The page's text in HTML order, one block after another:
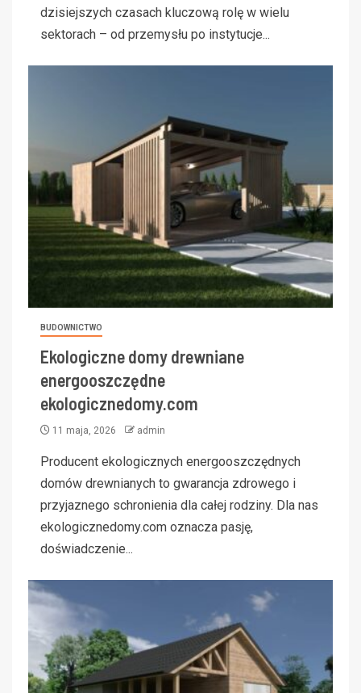
dzisiejszych czasach kluczową rolę w wielu
sektorach – od przemysłu po instytucje...
BUDOWNICTWO
Ekologiczne domy drewniane
energooszczędne
ekologicznedomy.com
11 maja, 2026 admin
Producent ekologicznych energooszczędnych
domów drewnianych to gwarancja zdrowego i
przyjaznego schronienia dla całej rodziny. Dla nas
ekologicznedomy.com oznacza pasję,
doświadczenie...